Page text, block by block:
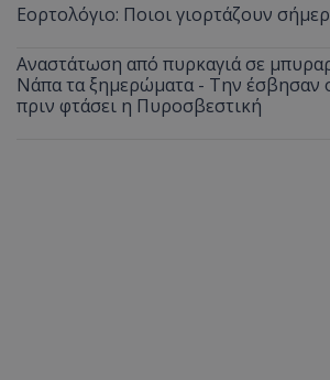
Εορτολόγιο: Ποιοι γιορτάζουν
Αναστάτωση από πυρκαγιά σε
Νάπα τα ξημερώματα - Την έσβησαν
πριν φτάσει η Πυροσβεστική